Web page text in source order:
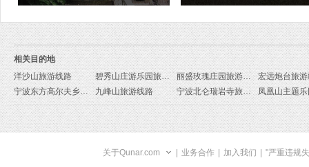
相关目的地
洋沙山旅游线路
碧秀山庄游乐园旅游线路 丽盛玫瑰庄园旅游线路
宏远炮台旅
宁波东方高尔夫乡村俱乐部旅游线路
九峰山旅游线路 宁波北仑瑞岩寺旅游线路
关于Qunar.com 业务合作 加入我们 "严重违规